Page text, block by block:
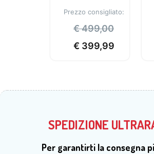
Prezzo consigliato:
€499,00
€ 399,99
SPEDIZIONE
Per garantirti la consegna